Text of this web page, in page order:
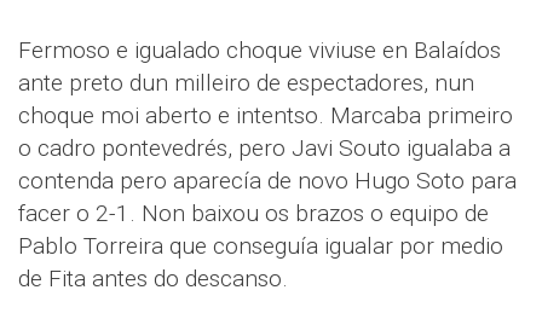
Fermoso e igualado choque viviuse en Balaídos
ante preto dun milleiro de espectadores, nun
choque moi aberto e intentso. Marcaba primeiro
o cadro pontevedrés, pero Javi Souto igualaba a
contenda pero aparecía de novo Hugo Soto para
facer o 2-1. Non baixou os brazos o equipo de
Pablo Torreira que conseguía igualar por medio
de Fita antes do descanso.